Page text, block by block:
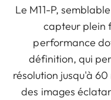
Le M11-P,
capteur plein
performance
définition, qui
résolution jusqu'à
des images